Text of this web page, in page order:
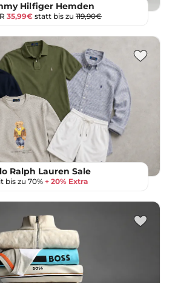
Hilfiger Hemden
35,99€ statt bis zu 119,90€
Ralph Lauren Sale
bis zu 70%+ 20% Extra